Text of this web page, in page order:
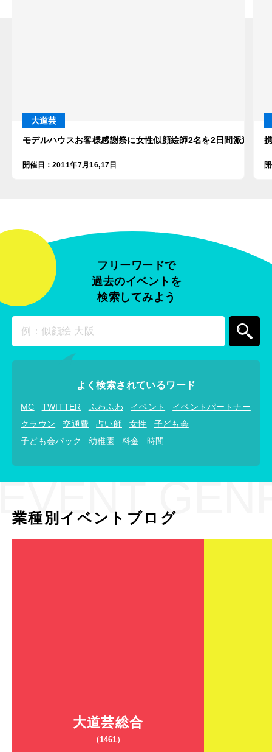
大道芸
モデルハウスお客様感謝祭に女性似顔絵師2名を2日間派遣！in
開催日 ：2011年7月16,17日
フリーワードで
過去のイベントを
検索してみよう
よく検索されているワード
MC TWITTER ふわふわ イベント
イベントパートナー
クラウン
交通費 占い師 女性
子ども会
子ども会パック
幼稚園 料金 時間
業種別イベントブログ
大道芸総合
（1461）